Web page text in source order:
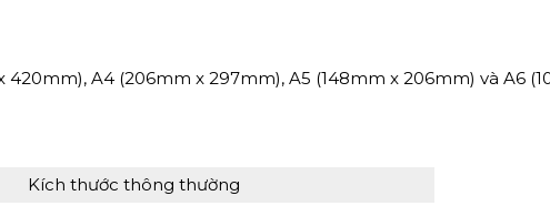
A4 (206mm x 297mm), A5 (148mm x 206mm) và A6
Kích thước thông thường